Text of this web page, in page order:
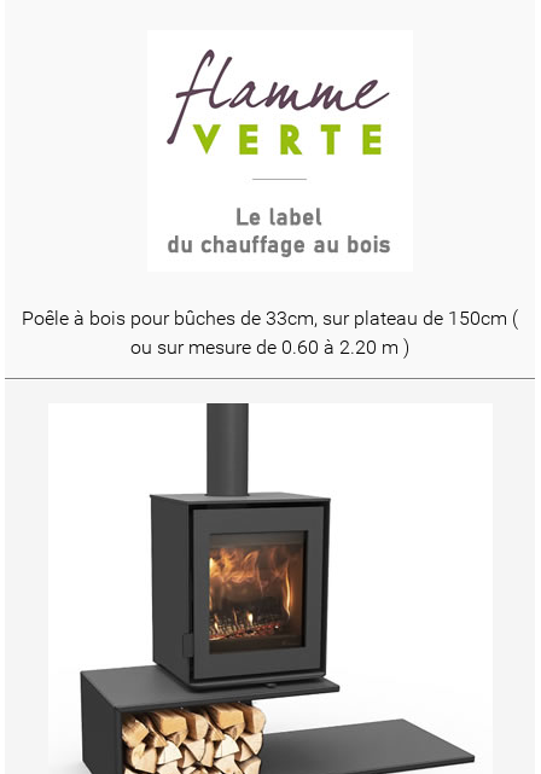
Poêle à bois pour bûches de 33cm, sur plateau de 150cm (
ou sur mesure de 0.60 à 2.20 m )